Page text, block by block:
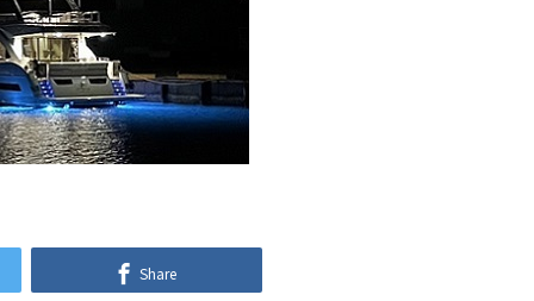
Share